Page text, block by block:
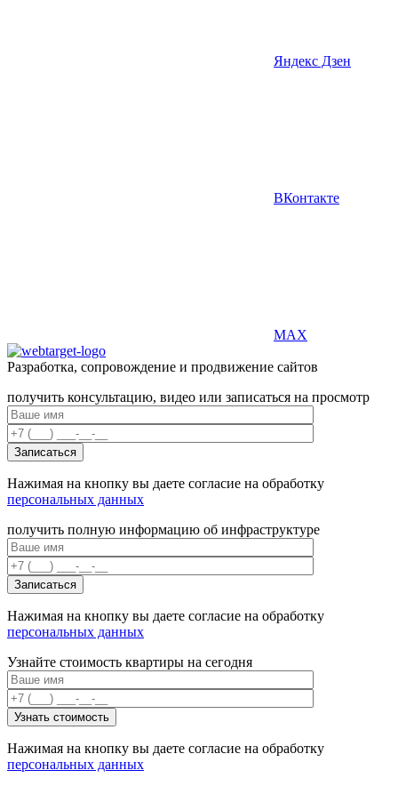
Яндекс Дзен
ВКонтакте
MAX
Разработка, сопровождение и продвижение сайтов
получить консультацию, видео или записаться на просмотр
Нажимая на кнопку вы даете согласие на обработку
персональных данных
получить полную информацию об инфраструктуре
Нажимая на кнопку вы даете согласие на обработку
персональных данных
Узнайте стоимость квартиры на сегодня
Нажимая на кнопку вы даете согласие на обработку
персональных данных